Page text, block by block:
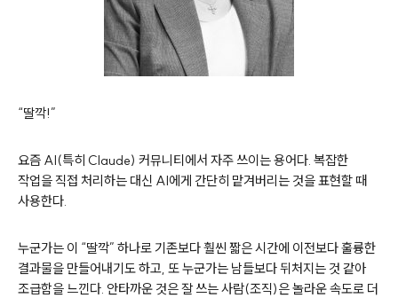
“딸깍!”
요즘 AI(특히 Claude) 커뮤니티에서 자주 쓰이는 용어다. 복잡한
작업을 직접 처리하는 대신 AI에게 간단히 맡겨버리는 것을 표현할 때
사용한다.
누군가는 이 “딸깍” 하나로 기존보다 훨씬 짧은 시간에 이전보다 훌륭한
결과물을 만들어내기도 하고, 또 누군가는 남들보다 뒤처지는 것 같아
조급함을 느낀다. 안타까운 것은 잘 쓰는 사람(조직)은 놀라운 속도로 더